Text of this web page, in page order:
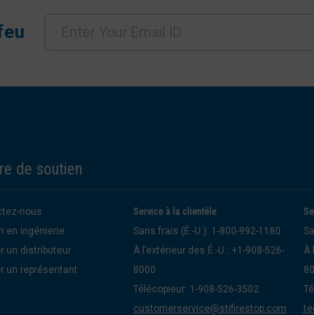
de soutien
nous
en ingénierie
un distributeur
un représentant
Service à la clientèle
Sans frais (É.-U.): 1-800-992-1180
À l’extérieur des É.-U.: +1-908-526-
8000
Télécopieur: 1-908-526-3502
customerservice@stifirestop.com
À